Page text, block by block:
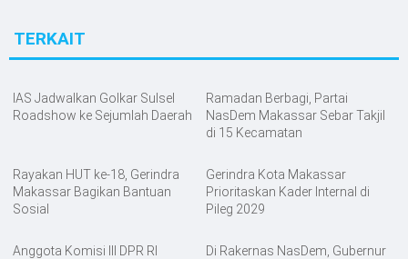
TERKAIT
IAS Jadwalkan Golkar Sulsel
Roadshow ke Sejumlah Daerah
Ramadan Berbagi, Partai
NasDem Makassar Sebar Takjil
di 15 Kecamatan
Rayakan HUT ke-18, Gerindra
Makassar Bagikan Bantuan
Sosial
Gerindra Kota Makassar
Prioritaskan Kader Internal di
Pileg 2029
Anggota Komisi III DPR RI
Di Rakernas NasDem, Gubernur